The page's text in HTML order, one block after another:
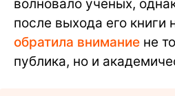
волновало ученых,
после выхода его книги
обратила внимание не
публика, но и